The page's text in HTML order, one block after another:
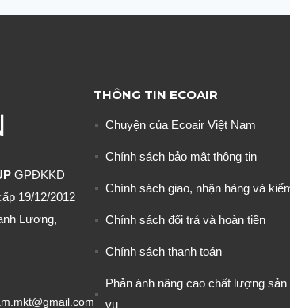
LOẠI
GPĐKKD
19/12/2012
Lương,
THÔNG TIN ECOAIR
Chuyện của Ecoair Việt Nam
Chính sách bảo mật thông tin
Chính sách giao, nhận hàng và
Chính sách đổi trả và hoàn tiền
Chính sách thanh toán
Phản ánh nâng cao chất lượng
vụ